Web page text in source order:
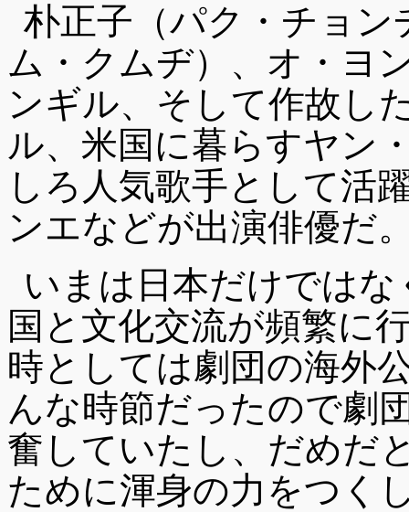
朴正子（パク・チョン
ム・クムヂ）、オ・ヨ
ンギル、そして作故し
ル、米国に暮らすヤン
しろ人気歌手として活
ンエなどが出演俳優だ
いまは日本だけでは
国と文化交流が頻繁に
時としては劇団の海外
んな時節だったので劇
奮していたし、だめだ
ために渾身の力をつく